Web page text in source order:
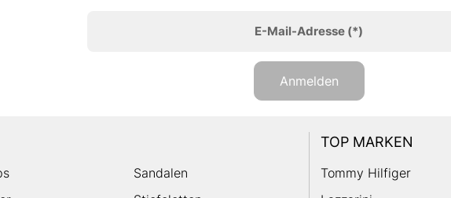
E-Mail-Adresse(*)
Anmelden
Sandalen
TOP MARKEN
Tommy Hilfiger